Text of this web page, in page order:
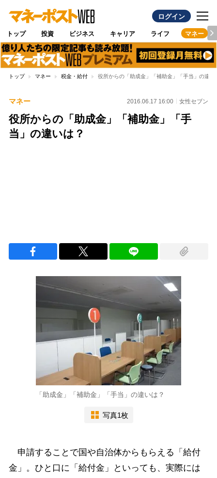
ログイン
トップ 投資 ビジネス キャリア ライフ マネー
トップ マネー 税金・給付 役所からの「助成金」「補助金」「手当」の違い
マネー 2016.06.17 16:00 女性セブン
役所からの「助成金」「補助金」「手
当」の違いは？
「助成金」「補助金」「手当」の違いは？
写真1枚
申請することで国や自治体からもらえる「給付
金」。ひと口に「給付金」といっても、実際には